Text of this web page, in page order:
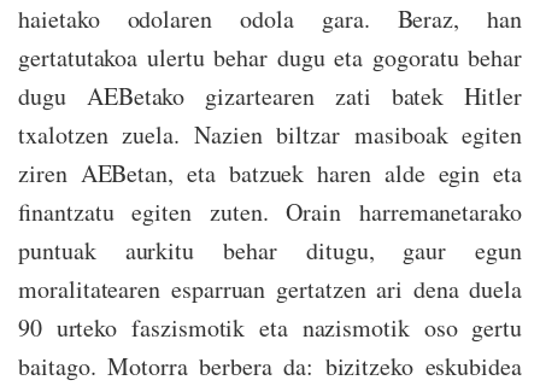
haietako odolaren odola gara. Beraz, han
gertatutakoa ulertu behar dugu eta gogoratu behar
dugu AEBetako gizartearen zati batek Hitler
txalotzen zuela. Nazien biltzar masiboak egiten
ziren AEBetan, eta batzuek haren alde egin eta
finantzatu egiten zuten. Orain harremanetarako
puntuak aurkitu behar ditugu, gaur egun
moralitatearen esparruan gertatzen ari dena duela
90 urteko faszismotik eta nazismotik oso gertu
baitago. Motorra berbera da: bizitzeko eskubidea